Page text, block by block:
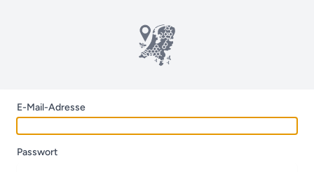
E-Mail-Adresse
Passwort